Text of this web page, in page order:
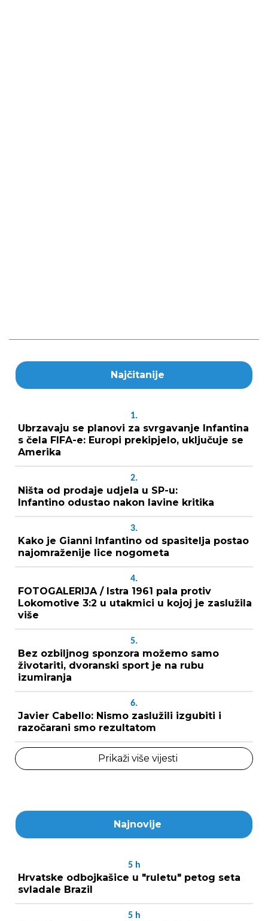
Najčitanije
1.
Ubrzavaju se planovi za svrgavanje Infantina
s čela FIFA-e: Europi prekipjelo, uključuje se
Amerika
2.
Ništa od prodaje udjela u SP-u:
Infantino odustao nakon lavine kritika
3.
Kako je Gianni Infantino od spasitelja postao
najomraženije lice nogometa
4.
FOTOGALERIJA / Istra 1961 pala protiv
Lokomotive 3:2 u utakmici u kojoj je zaslužila
više
5.
Bez ozbiljnog sponzora možemo samo
životariti, dvoranski sport je na rubu
izumiranja
6.
Javier Cabello: Nismo zaslužili izgubiti i
razočarani smo rezultatom
Prikaži više vijesti
Najnovije
5 h
Hrvatske odbojkašice u "ruletu" petog seta
svladale Brazil
5 h